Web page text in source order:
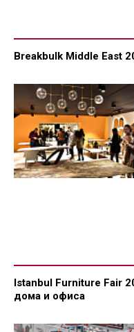
Breakbulk Middle East
Istanbul Furniture Fair
дома и офиса